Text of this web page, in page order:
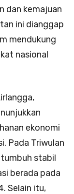
dan kemajuan
ini dianggap
mendukung
nasional
ekonomi
Pada Triwulan
stabil
berada pada
Selain itu,